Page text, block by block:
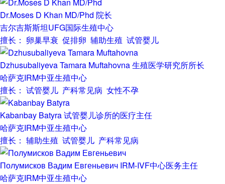
Dr.Moses D Khan MD/Phd 院长
吉尔吉斯斯坦UFG国际生殖中心
擅长： 卵巢早衰 促排卵 辅助生殖 试管婴儿
Dzhusubaliyeva Tamara Muftahovna生殖医学研究所所长
哈萨克IRM中亚生殖中心
擅长： 试管婴儿 产科常见病 女性不孕
Kabanbay Batyra试管婴儿诊所的医疗主任
哈萨克IRM中亚生殖中心
擅长： 辅助生殖 试管婴儿 产科常见病
Полумисков Вадим Евгеньевич IRM-IVF中心医务主任
哈萨克IRM中亚生殖中心